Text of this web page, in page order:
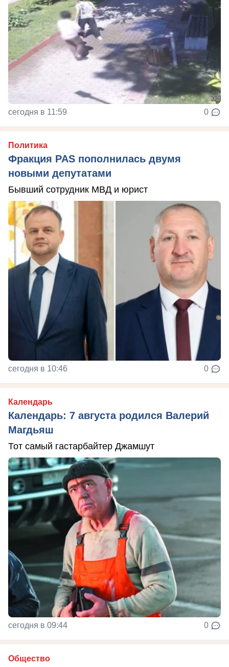
сегодня в 11:59 0
Политика
Фракция PAS пополнилась двумя
новыми депутатами
Бывший сотрудник МВД и юрист
сегодня в 10:46 0
Календарь
Календарь: 7 августа родился Валерий
Магдьяш
Тот самый гастарбайтер Джамшут
сегодня в 09:44 0
Общество